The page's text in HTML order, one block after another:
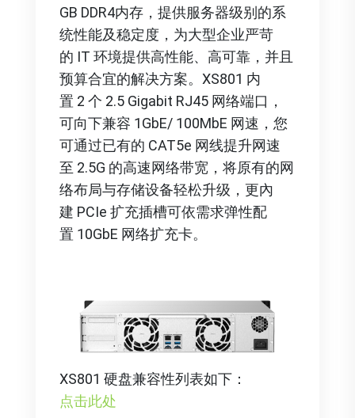
GB DDR4内存，提供服务器级别的系
统性能及稳定度，为大型企业严苛
的 IT 环境提供高性能、高可靠，并且
预算合宜的解决方案。XS801 内
置 2 个 2.5 Gigabit RJ45 网络端口，
可向下兼容 1GbE/ 100MbE 网速，您
可通过已有的 CAT5e 网线提升网速
至 2.5G 的高速网络带宽，将原有的网
络布局与存储设备轻松升级，更內
建 PCIe 扩充插槽可依需求弹性配
置 10GbE 网络扩充卡。
XS801 硬盘兼容性列表如下：
点击此处